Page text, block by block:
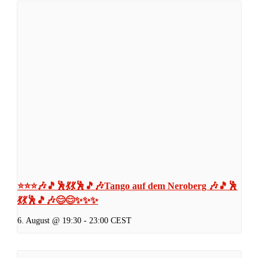
⭐⭐⭐🎶🎵🕺💃💃🕺🎵🎶Tango auf dem Neroberg 🎶🎵🕺
💃💃🕺🎵🎶😊😊✨✨✨
6. August @ 19:30 - 23:00 CEST